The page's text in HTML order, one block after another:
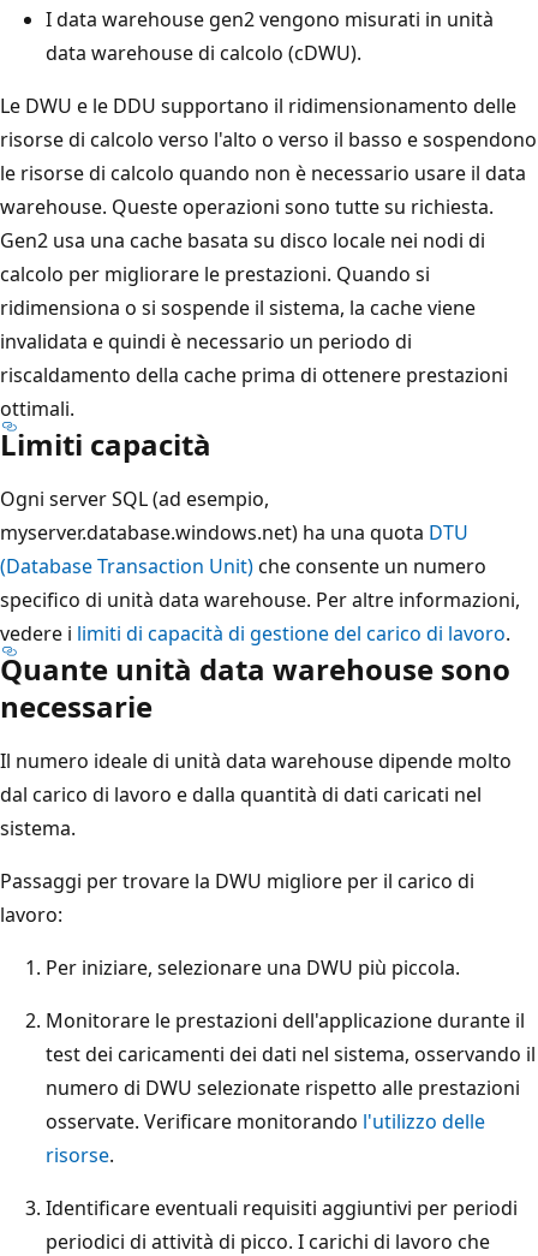
I data warehouse gen2 vengono misurati in unità
data warehouse di calcolo (cDWU).
Le DWU e le DDU supportano il ridimensionamento delle
risorse di calcolo verso l'alto o verso il basso e sospendono
le risorse di calcolo quando non è necessario usare il data
warehouse. Queste operazioni sono tutte su richiesta.
Gen2 usa una cache basata su disco locale nei nodi di
calcolo per migliorare le prestazioni. Quando si
ridimensiona o si sospende il sistema, la cache viene
invalidata e quindi è necessario un periodo di
riscaldamento della cache prima di ottenere prestazioni
ottimali.
Limiti capacità
Ogni server SQL (ad esempio,
myserver.database.windows.net) ha una quota DTU
(Database Transaction Unit)che consente un numero
specifico di unità data warehouse. Per altre informazioni,
vedere i limiti di capacità di gestione del carico di lavoro.
Quante unità data warehouse sono
necessarie
Il numero ideale di unità data warehouse dipende molto
dal carico di lavoro e dalla quantità di dati caricati nel
sistema.
Passaggi per trovare la DWU migliore per il carico di
lavoro:
Per iniziare, selezionare una DWU più piccola.
Monitorare le prestazioni dell'applicazione durante il
test dei caricamenti dei dati nel sistema, osservando il
numero di DWU selezionate rispetto alle prestazioni
osservate. Verificare monitorando l'utilizzo delle
risorse.
Identificare eventuali requisiti aggiuntivi per periodi
periodici di attività di picco. I carichi di lavoro che